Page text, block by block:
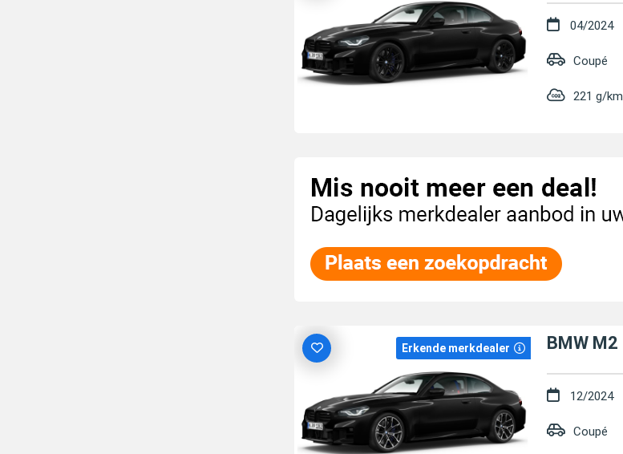
04/2024
Coupé
221 g/km
Erkende merkdealer BMW M2
12/2024
Coupé